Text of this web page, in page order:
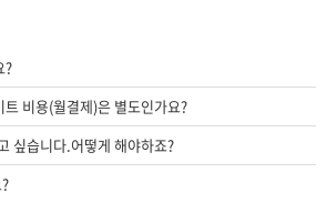
?
비용(월결제)은 별도인가요?
싶습니다.어떻게 해야하죠?